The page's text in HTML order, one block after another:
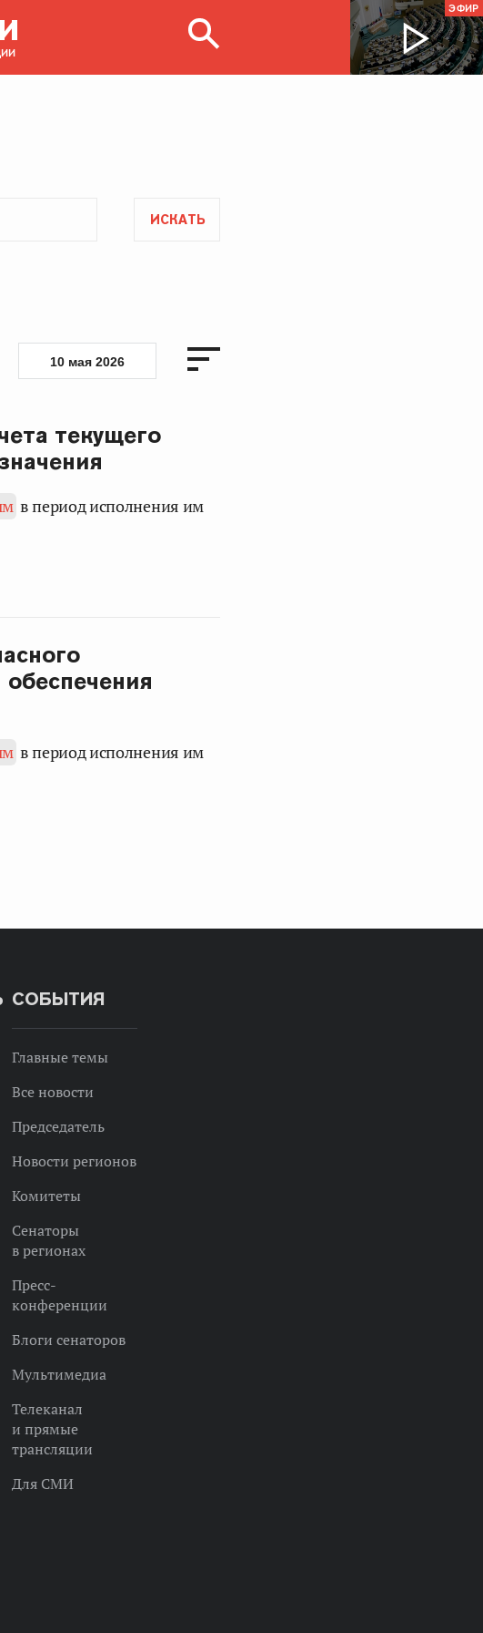
ЭФИР
ИСКАТЬ
10 мая 2026
текущего
в период исполнения им
в период исполнения им
СОБЫТИЯ
Главные темы
Все новости
Председатель
Новости регионов
Комитеты
Сенаторы
в регионах
Пресс-
конференции
Блоги сенаторов
Мультимедиа
Телеканал
и прямые
трансляции
Для СМИ